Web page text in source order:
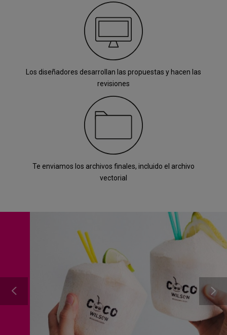
Los diseñadores desarrollan las propuestas y hacen las
revisiones
Te enviamos los archivos finales, incluido el archivo
vectorial